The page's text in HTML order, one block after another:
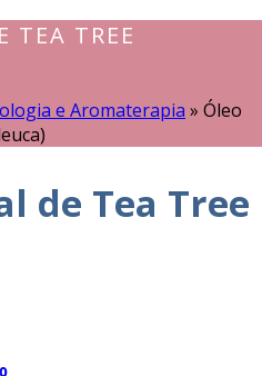
TEA TREE
e Aromaterapia » Óleo
de Tea Tree